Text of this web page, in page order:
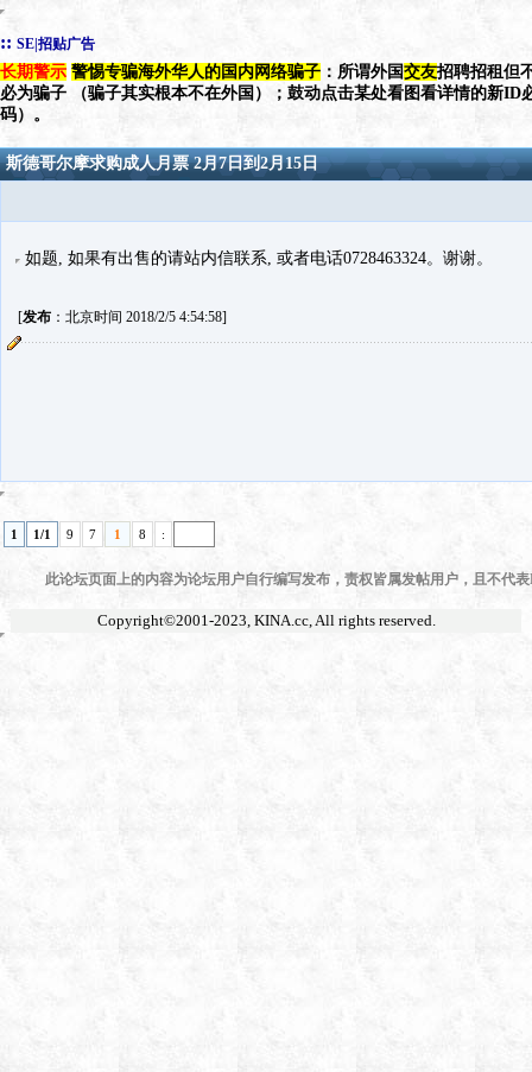
:: SE|招贴广告
长期警示 警惕专骗海外华人的国内网络骗子 ：所谓外国交友招聘招租但
必为骗子 （骗子其实根本不在外国）；鼓动点击某处看图看详情的新ID
码）。
斯德哥尔摩求购成人月票 2月7日到2月15日
如题, 如果有出售的请站内信联系, 或者电话0728463324。谢谢。
[发布：北京时间 2018/2/5 4:54:58]
1 1/1 9 7 1 8 :
此论坛页面上的内容为论坛用户自行编写发布，责权皆属发帖用户，且不代
Copyright©2001-2023, KINA.cc, All rights reserved.